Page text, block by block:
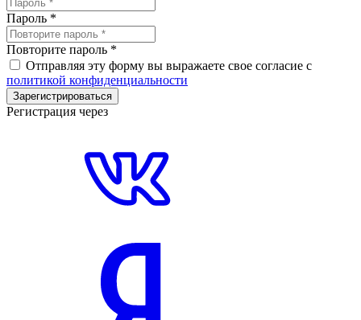
Пароль *
Повторите пароль *
Отправляя эту форму вы выражаете свое согласие с
политикой конфиденциальности
Зарегистрироваться
Регистрация через